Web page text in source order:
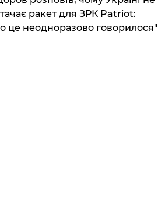
ракет для ЗРК Patriot:
це неодноразово говорилося"